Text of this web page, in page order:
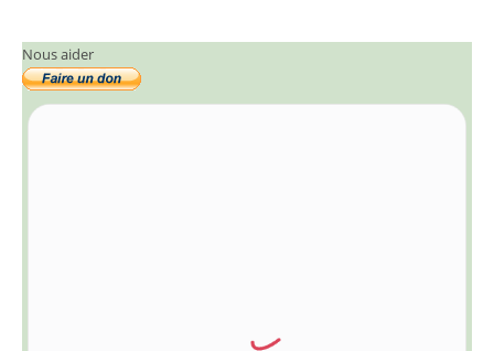
Nous aider